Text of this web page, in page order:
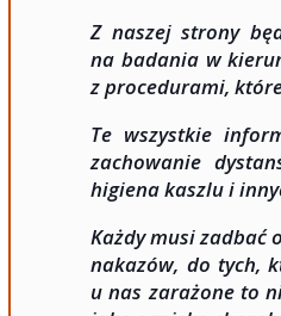
Z naszej strony
na badania w
z procedurami,
Te wszystkie
zachowanie
higiena kaszlu i
Każdy musi zadbać
nakazów, do tych,
u nas zarażone to